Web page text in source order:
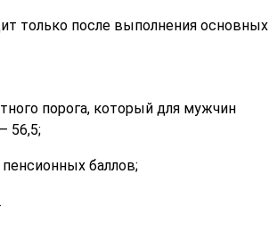
только после выполнения основных
порога, который для мужчин
56,5;
баллов;